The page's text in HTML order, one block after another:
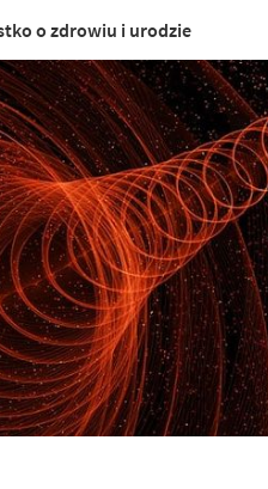
o zdrowiu i urodzie